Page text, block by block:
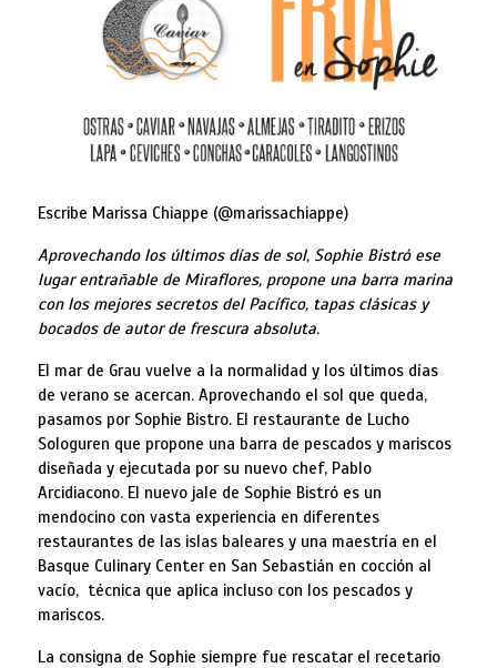
Escribe Marissa Chiappe (@marissachiappe)
Aprovechando los últimos días de sol, Sophie Bistró ese
lugar entrañable de Miraflores, propone una barra marina
con los mejores secretos del Pacífico, tapas clásicas y
bocados de autor de frescura absoluta.
El mar de Grau vuelve a la normalidad y los últimos días
de verano se acercan. Aprovechando el sol que queda,
pasamos por Sophie Bistro. El restaurante de Lucho
Sologuren que propone una barra de pescados y mariscos
diseñada y ejecutada por su nuevo chef, Pablo
Arcidiacono. El nuevo jale de Sophie Bistró es un
mendocino con vasta experiencia en diferentes
restaurantes de las islas baleares y una maestría en el
Basque Culinary Center en San Sebastián en cocción al
vacío, técnica que aplica incluso con los pescados y
mariscos.
La consigna de Sophie siempre fue rescatar el recetario